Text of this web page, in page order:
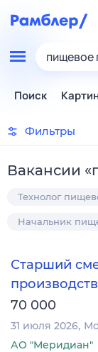
пищевое
Поиск
Фильтры
Вакансии «
Технолог
Начальник
Старший
70 000
31 июля 2026
АО "Меридиан"